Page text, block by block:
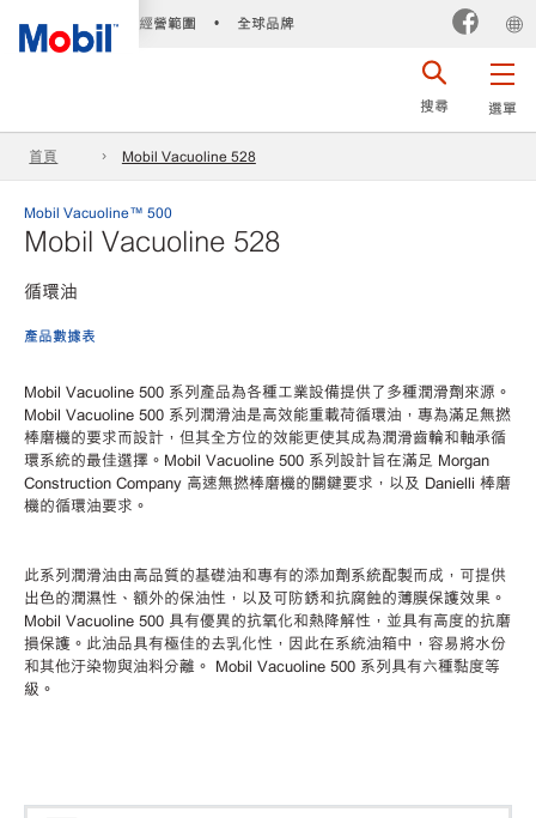
經營範圍 • 全球品牌
選單
搜尋
首頁 Mobil Vacuoline 528
Mobil Vacuoline™ 500
Mobil Vacuoline 528
循環油
產品數據表
Mobil Vacuoline 500 系列產品為各種工業設備提供了多種潤滑劑來源。
Mobil Vacuoline 500 系列潤滑油是高效能重載荷循環油，專為滿足無撚
棒磨機的要求而設計，但其全方位的效能更使其成為潤滑齒輪和軸承循
環系統的最佳選擇。Mobil Vacuoline 500 系列設計旨在滿足 Morgan
Construction Company 高速無撚棒磨機的關鍵要求，以及 Danielli 棒磨
機的循環油要求。
此系列潤滑油由高品質的基礎油和專有的添加劑系統配製而成，可提供
出色的潤濕性、額外的保油性，以及可防銹和抗腐蝕的薄膜保護效果。
Mobil Vacuoline 500 具有優異的抗氧化和熱降解性，並具有高度的抗磨
損保護。此油品具有極佳的去乳化性，因此在系統油箱中，容易將水份
和其他汙染物與油料分離。 Mobil Vacuoline 500 系列具有六種黏度等
級。